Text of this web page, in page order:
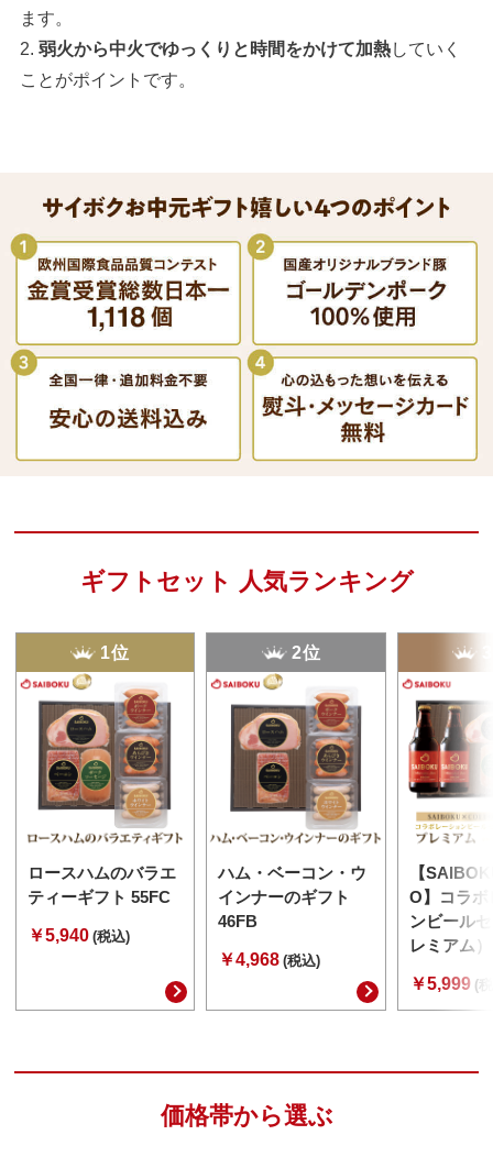
ます。
2. 弱火から中火でゆっくりと時間をかけて加熱していく
ことがポイントです。
ギフトセット 人気ランキング
1位
ロースハムのバラエ
ティーギフト 55FC
￥5,940 (税込)
2位
ハム・ベーコン・ウ
インナーのギフト
46FB
￥4,968 (税込)
【
O】コラボ
ンビール
レミアム
￥5,999 (
価格帯から選ぶ